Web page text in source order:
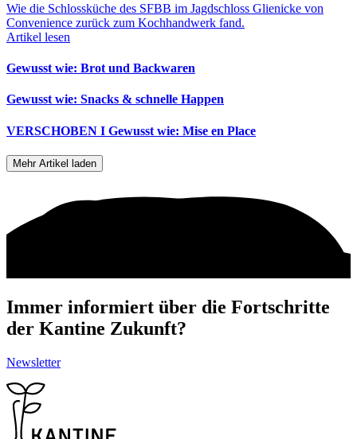
Wie die Schlossküche des SFBB im Jagdschloss Glienicke von
Convenience zurück zum Kochhandwerk fand.
Artikel lesen
Gewusst wie: Brot und Backwaren
Gewusst wie: Snacks & schnelle Happen
VERSCHOBEN I Gewusst wie: Mise en Place
Mehr Artikel laden
Immer informiert über die Fortschritte
der Kantine Zukunft?
Newsletter